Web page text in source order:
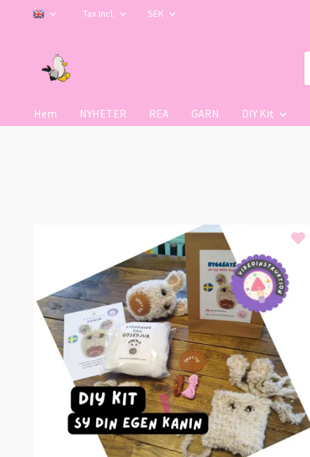
Tax Incl. SEK
Hem NYHETER REA GARN DIY Kit